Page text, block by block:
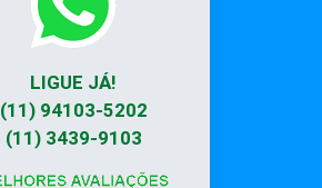
LIGUE JÁ!
(11) 94103-5202
(11) 3439-9103